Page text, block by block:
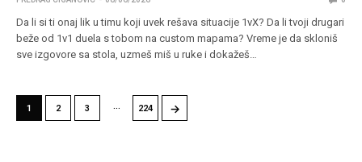
Da li si ti onaj lik u timu koji uvek rešava situacije 1vX? Da li tvoji drugari
beže od 1v1 duela s tobom na custom mapama? Vreme je da skloniš
sve izgovore sa stola, uzmeš miš u ruke i dokažeš…
1 2 3 224 →